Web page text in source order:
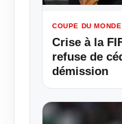
COUPE DU MONDE
Crise à la
refuse de
démission